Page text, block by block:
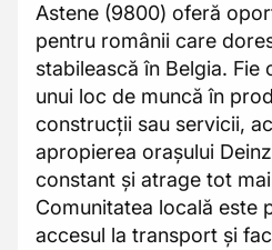
Astene (9800) oferă
pentru românii care
stabilească în Belgia. Fie
unui loc de muncă în
construcții sau servicii,
apropierea orașului
constant și atrage tot
Comunitatea locală este
accesul la transport și